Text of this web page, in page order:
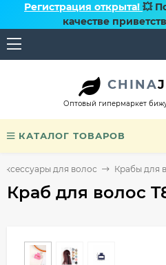
Регистрация открыта! 💥
качестве
CHINA
Оптовый гипермаркет
КАТАЛОГ ТОВАРОВ
Аксессуары для волос Крабы для
Краб для волос